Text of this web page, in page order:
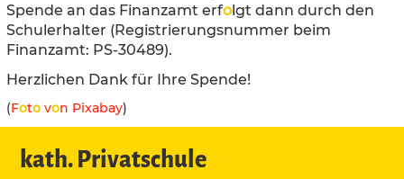
Spende an das Finanzamt erfolgt dann durch den
Schulerhalter (Registrierungsnummer beim
Finanzamt: PS-30489).
Herzlichen Dank für Ihre Spende!
(Foto von Pixabay)
kath. Privatschule